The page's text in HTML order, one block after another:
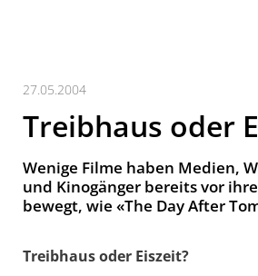
27.05.2004
Treibhaus oder
Wenige Filme haben Medien,
und Kinogänger bereits vor
bewegt, wie «The Day After
Treibhaus oder Eiszeit?